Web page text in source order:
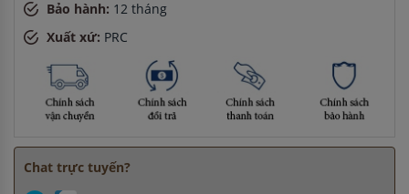
Bảo hành: 12 tháng
Xuất xứ: PRC
Chat trực tuyến?